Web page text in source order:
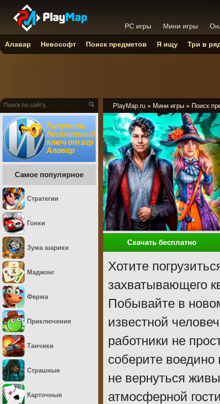
PlayMap.ru » Мини игры » Поиск
Скачать бесплатно
Хотите
захватывающего
Побывайте в
известной
работники не
соберите
не вернуться
атмосферной
Самое популярное
Стратегии
Гонки
Зума шарики
Маджонг
Ферма
Приключения
Танчики
Страшные
Карточные
PC игры Мини игры
Алавар Невософт Поиск предметов Я ищу Три в